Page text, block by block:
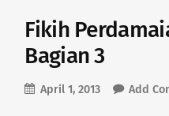
Fikih
Bagian 3
April 1, 2013 Add